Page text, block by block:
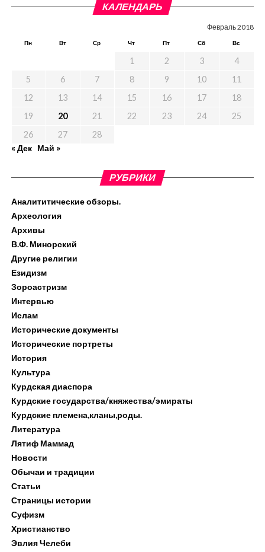
КАЛЕНДАРЬ
Февраль 2018
Пн Вт Ср Чт Пт Сб Вс
1 2 3
4
5
6 7 8 9 10
11
12
13 14 15 16 17
18
19
20 21 22 23 24
25
26
27
28
« Дек
Май »
РУБРИКИ
Аналититические обзоры.
Археология
Архивы
В.Ф. Минорский
Другие религии
Езидизм
Зороастризм
Интервью
Ислам
Исторические документы
Исторические портреты
История
Культура
Курдская диаспора
Курдские государства/княжества/эмираты
Курдские племена,кланы,роды.
Литература
Лятиф Маммад
Новости
Обычаи и традиции
Статьи
Страницы истории
Суфизм
Христианство
Эвлия Челеби